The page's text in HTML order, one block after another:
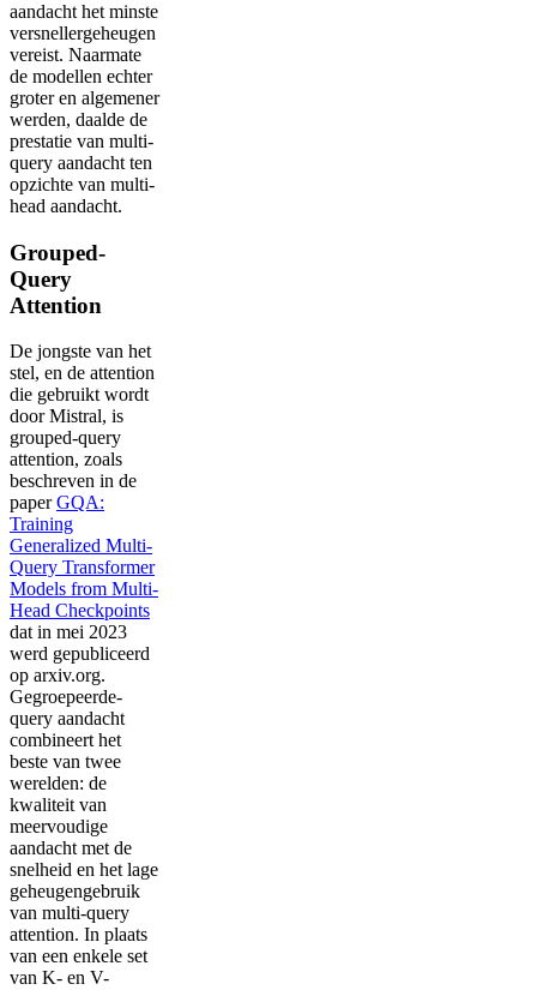
aandacht het minste
versnellergeheugen
vereist. Naarmate
de modellen echter
groter en algemener
werden, daalde de
prestatie van multi-
query aandacht ten
opzichte van multi-
head aandacht.
Grouped-
Query
Attention
De jongste van het
stel, en de attention
die gebruikt wordt
door Mistral, is
grouped-query
attention, zoals
beschreven in de
paperGQA:
Training
Generalized Multi-
Query Transformer
Models from Multi-
Head Checkpoints
dat in mei 2023
werd gepubliceerd
op arxiv.org.
Gegroepeerde-
query aandacht
combineert het
beste van twee
werelden: de
kwaliteit van
meervoudige
aandacht met de
snelheid en het lage
geheugengebruik
van multi-query
attention. In plaats
van een enkele set
van K- en V-